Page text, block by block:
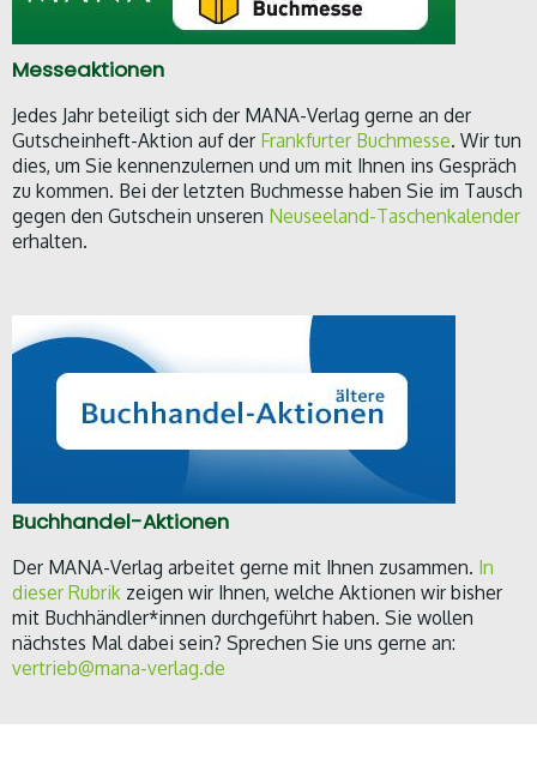
Messeaktionen
Jedes Jahr beteiligt sich der MANA-Verlag gerne an der
Gutscheinheft-Aktion auf der Frankfurter Buchmesse. Wir tun
dies, um Sie kennenzulernen und um mit Ihnen ins Gespräch
zu kommen. Bei der letzten Buchmesse haben Sie im Tausch
gegen den Gutschein unseren Neuseeland-Taschenkalender
erhalten.
Buchhandel-Aktionen
Der MANA-Verlag arbeitet gerne mit Ihnen zusammen. In
dieser Rubrik zeigen wir Ihnen, welche Aktionen wir bisher
mit Buchhändler*innen durchgeführt haben. Sie wollen
nächstes Mal dabei sein? Sprechen Sie uns gerne an:
vertrieb@mana-verlag.de